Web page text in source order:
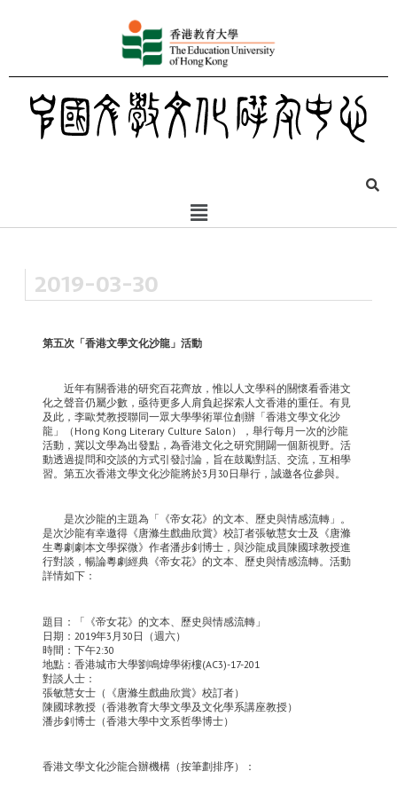
2019-03-30
第五次「香港文學文化沙龍」活動
近年有關香港的研究百花齊放，惟以人文學科的關懷看香港文
化之聲音仍屬少數，亟待更多人肩負起探索人文香港的重任。有見
及此，李歐梵教授聯同一眾大學學術單位創辦「香港文學文化沙
龍」（Hong Kong Literary Culture Salon），舉行每月一次的沙龍
活動，冀以文學為出發點，為香港文化之研究開闢一個新視野。活
動透過提問和交談的方式引發討論，旨在鼓勵對話、交流，互相學
習。第五次香港文學文化沙龍將於3月30日舉行，誠邀各位參與。
是次沙龍的主題為「《帝女花》的文本、歷史與情感流轉」。
是次沙龍有幸邀得《唐滌生戲曲欣賞》校訂者張敏慧女士及《唐滌
生粵劇劇本文學探微》作者潘步釗博士，與沙龍成員陳國球教授進
行對談，暢論粵劇經典《帝女花》的文本、歷史與情感流轉。活動
詳情如下：
題目：「《帝女花》的文本、歷史與情感流轉」
日期：2019年3月30日（週六）
時間：下午2:30
地點：香港城市大學劉鳴煒學術樓(AC3)-17-201
對談人士：
張敏慧女士（《唐滌生戲曲欣賞》校訂者）
陳國球教授（香港教育大學文學及文化學系講座教授）
潘步釗博士（香港大學中文系哲學博士）
香港文學文化沙龍合辦機構（按筆劃排序）：